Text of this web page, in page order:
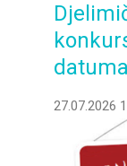
27.07.2026